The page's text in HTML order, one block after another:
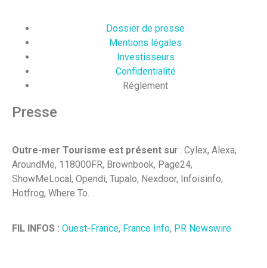
Dossier de presse
Mentions légales
Investisseurs
Confidentialité
Réglement
Presse
Outre-mer Tourisme est présent sur : Cylex, Alexa,
AroundMe, 118000FR, Brownbook, Page24,
ShowMeLocal, Opendi, Tupalo, Nexdoor, Infoisinfo,
Hotfrog, Where To.
FIL INFOS : Ouest-France, France Info, PR Newswire